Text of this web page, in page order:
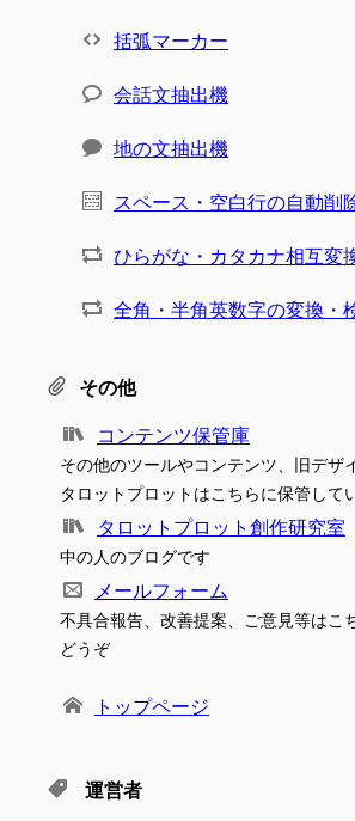
括弧マーカー
会話文抽出機
地の文抽出機
スペース・空白行の自動削
ひらがな・カタカナ相互変
全角・半角英数字の変換・
その他
コンテンツ保管庫
その他のツールやコンテンツ、旧デザ
タロットプロットはこちらに保管して
タロットプロット創作研究室
中の人のブログです
メールフォーム
不具合報告、改善提案、ご意見等はこ
どうぞ
トップページ
運営者